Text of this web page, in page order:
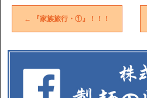
← 『家族旅行・①』！！！